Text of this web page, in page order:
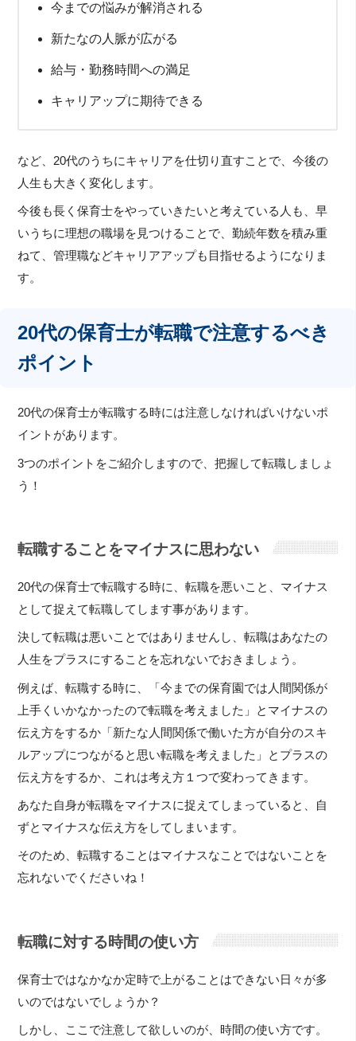
今までの悩みが解消される
新たなの人脈が広がる
給与・勤務時間への満足
キャリアップに期待できる
など、20代のうちにキャリアを仕切り直すことで、今後の
人生も大きく変化します。
今後も長く保育士をやっていきたいと考えている人も、早
いうちに理想の職場を見つけることで、勤続年数を積み重
ねて、管理職などキャリアアップも目指せるようになりま
す。
20代の保育士が転職で注意するべき
ポイント
20代の保育士が転職する時には注意しなければいけないポ
イントがあります。
3つのポイントをご紹介しますので、把握して転職しましょ
う！
転職することをマイナスに思わない
20代の保育士で転職する時に、転職を悪いこと、マイナス
として捉えて転職してします事があります。
決して転職は悪いことではありませんし、転職はあなたの
人生をプラスにすることを忘れないでおきましょう。
例えば、転職する時に、「今までの保育園では人間関係が
上手くいかなかったので転職を考えました」とマイナスの
伝え方をするか「新たな人間関係で働いた方が自分のスキ
ルアップにつながると思い転職を考えました」とプラスの
伝え方をするか、これは考え方１つで変わってきます。
あなた自身が転職をマイナスに捉えてしまっていると、自
ずとマイナスな伝え方をしてしまいます。
そのため、転職することはマイナスなことではないことを
忘れないでくださいね！
転職に対する時間の使い方
保育士ではなかなか定時で上がることはできない日々が多
いのではないでしょうか？
しかし、ここで注意して欲しいのが、時間の使い方です。